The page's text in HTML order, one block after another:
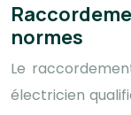
normes
Le
électricien